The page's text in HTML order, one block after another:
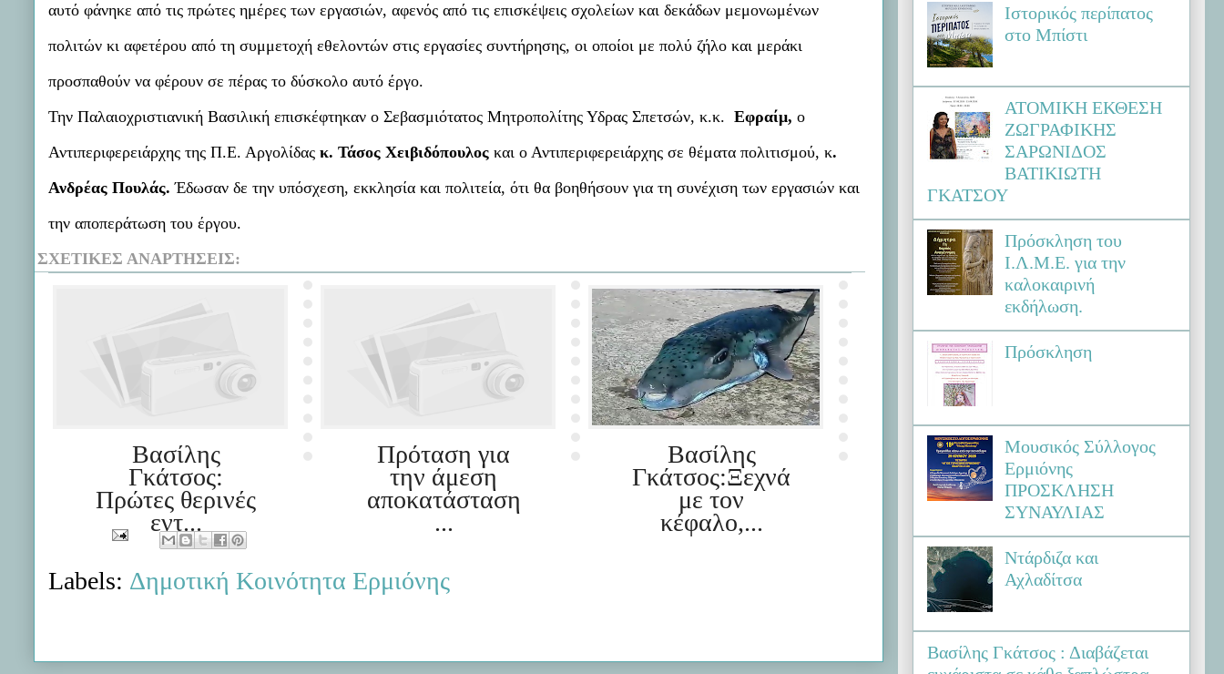
αυτό φάνηκε από τις πρώτες ημέρες των εργασιών, αφενός από τις επισκέψεις σχολείων και δεκάδων μεμονωμένων
πολιτών κι αφετέρου από τη συμμετοχή εθελοντών στις εργασίες συντήρησης, οι οποίοι με πολύ ζήλο και μεράκι
προσπαθούν να φέρουν σε πέρας το δύσκολο αυτό έργο.
Την Παλαιοχριστιανική Βασιλική επισκέφτηκαν ο Σεβασμιότατος Μητροπολίτης Υδρας Σπετσών, κ.κ. Εφραίμ, ο
Αντιπεριφερειάρχης της Π.Ε. Αργολίδας κ. Τάσος Χειβιδόπουλος και ο Αντιπεριφερειάρχης σε θέματα πολιτισμού, κ.
Ανδρέας Πουλάς. Έδωσαν δε την υπόσχεση, εκκλησία και πολιτεία, ότι θα βοηθήσουν για τη συνέχιση των εργασιών και
την αποπεράτωση του έργου.
ΣΧΕΤΙΚΈΣ ΑΝΑΡΤΉΣΕΙΣ:
Βασίλης
Γκάτσος:
Πρώτες θερινές
εντ...
Πρόταση για
την άμεση
αποκατάσταση
...
Βασίλης
Γκάτσος:Ξεχνά
με τον
κέφαλο,...
Labels: Δημοτική Κοινότητα Ερμιόνης
Ιστορικός περίπατος
στο Μπίστι
ΑΤΟΜΙΚΗ ΕΚΘΕΣΗ
ΖΩΓΡΑΦΙΚΗΣ
ΣΑΡΩΝΙΔΟΣ
ΒΑΤΙΚΙΩΤΗ
ΓΚΑΤΣΟΥ
Πρόσκληση του
Ι.Λ.Μ.Ε. για την
καλοκαιρινή
εκδήλωση.
Πρόσκληση
Μουσικός Σύλλογος
Ερμιόνης
ΠΡΟΣΚΛΗΣΗ
ΣΥΝΑΥΛΙΑΣ
Ντάρδιζα και
Αχλαδίτσα
Βασίλης Γκάτσος : Διαβάζεται